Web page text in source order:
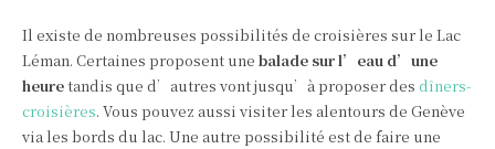
Il existe de nombreuses possibilités de croisières sur le Lac
Léman. Certaines proposent une balade sur l’eau d’une
heuretandis que d’autres vont jusqu’à proposer des dîners-
croisières. Vous pouvez aussi visiter les alentours de Genève
via les bords du lac. Une autre possibilité est de faire une